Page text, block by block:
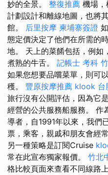
妙的全景。 整復推薦 機場，
計劃設計和離線地圖，也將
館。 后里按摩 柬埔寨簽證
態定價決定了他們在所需的
地。 天上的菜餚包括，例如
煮熟的牛舌。 記帳士 考科
如果您想要品嚐菜單，則可
穫。 豐原按摩推薦 klook 台
旅行沒有公開評估，因為它
經營的公共服務船服務。 作
導者，自1991年以來，我們
票，乘客，親戚和朋友會經
另一種策略是訂閱Cruise
常在此宣布獨家報價。 竹北
格比較頁面來查看不同線路